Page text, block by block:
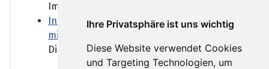
Ihre Privatsphäre ist uns wichtig
Diese Website verwendet Cookies
und Targeting Technologien, um
Im Prozess um den tödlichen...
Industrie überrascht dank Großaufträgen
mit kräftigem Auftragsplus
Die deutschen...